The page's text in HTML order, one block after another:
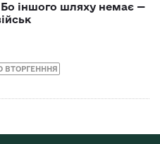
іншого шляху немає —